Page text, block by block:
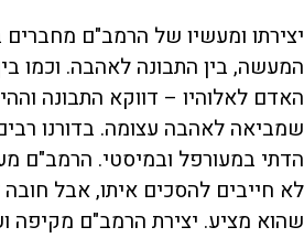
יצירתו ומעשיו של הרמב"ם מחברים
המעשה, בין התבונה לאהבה. וכמו
האדם לאלוהיו – דווקא התבונה
שמביאה לאהבה עצומה. בדורנו
הדתי במעורפל ובמיסטי. הרמב"ם
לא חייבים להסכים איתו, אבל
שהוא מציע. יצירת הרמב"ם מקיפה